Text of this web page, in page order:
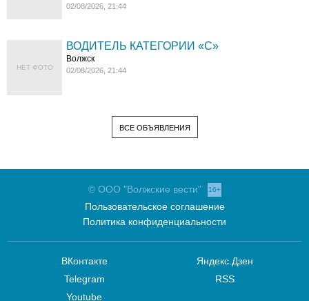
02/08/2026, 21:44
НЕТ ФОТО
ВОДИТЕЛЬ КАТЕГОРИИ «C»
Волжск
02/08/2026, 21:44
ВСЕ ОБЪЯВЛЕНИЯ
© ООО "Волжские вести" 16+
Пользовательское соглашение
Политика конфиденциальности
ВКонтакте
Telegram
Youtube
Яндекс.Дзен
RSS